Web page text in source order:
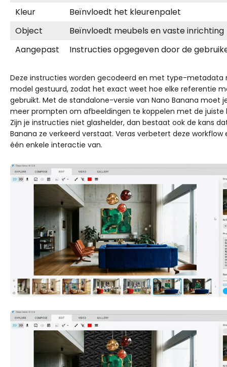
Kleur
Beïnvloedt het kleurenpalet
Object
Beïnvloedt meubels en vaste inrichting
Aangepast
Instructies opgegeven door de
Deze instructies worden gecodeerd en met type-metadata
model gestuurd, zodat het exact weet hoe elke referentie
gebruikt. Met de standalone-versie van Nano Banana moet
meer prompten om afbeeldingen te koppelen met de juiste
Zijn je instructies niet glashelder, dan bestaat ook de kans
Banana ze verkeerd verstaat. Veras verbetert deze workflow
één enkele interactie van.